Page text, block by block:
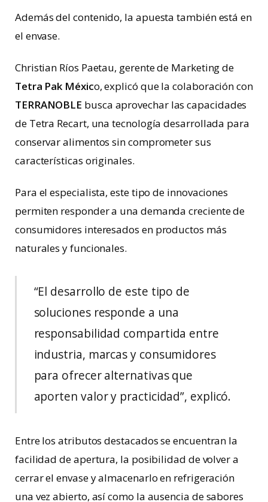
Además del contenido, la apuesta también está en
el envase.
Christian Ríos Paetau, gerente de Marketing de
Tetra Pak México, explicó que la colaboración con
TERRANOBLE busca aprovechar las capacidades
de Tetra Recart, una tecnología desarrollada para
conservar alimentos sin comprometer sus
características originales.
Para el especialista, este tipo de innovaciones
permiten responder a una demanda creciente de
consumidores interesados en productos más
naturales y funcionales.
“El desarrollo de este tipo de
soluciones responde a una
responsabilidad compartida entre
industria, marcas y consumidores
para ofrecer alternativas que
aporten valor y practicidad”, explicó.
Entre los atributos destacados se encuentran la
facilidad de apertura, la posibilidad de volver a
cerrar el envase y almacenarlo en refrigeración
una vez abierto, así como la ausencia de sabores